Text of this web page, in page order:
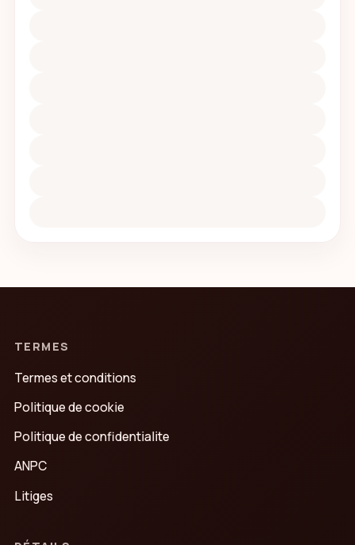
TERMES
Termes et conditions
Politique de cookie
Politique de confidentialite
ANPC
Litiges